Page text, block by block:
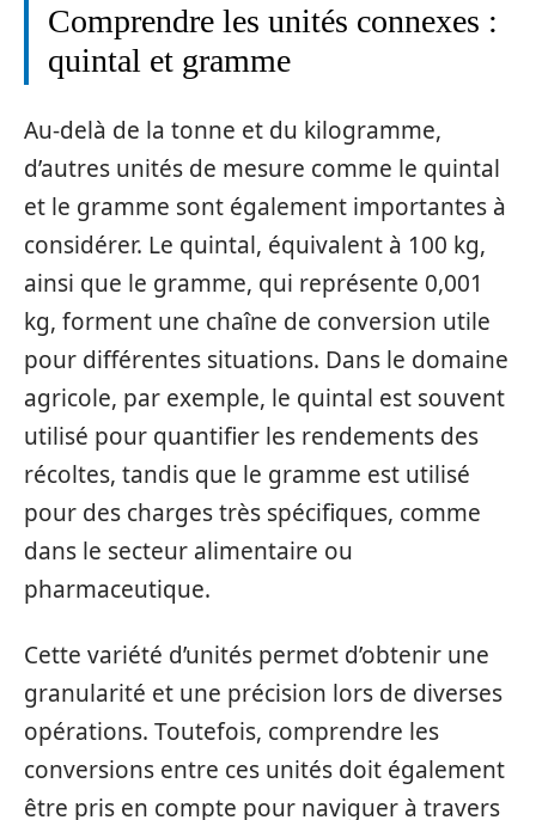
Comprendre les unités connexes :
quintal et gramme
Au-delà de la tonne et du kilogramme,
d’autres unités de mesure comme le quintal
et le gramme sont également importantes à
considérer. Le quintal, équivalent à 100 kg,
ainsi que le gramme, qui représente 0,001
kg, forment une chaîne de conversion utile
pour différentes situations. Dans le domaine
agricole, par exemple, le quintal est souvent
utilisé pour quantifier les rendements des
récoltes, tandis que le gramme est utilisé
pour des charges très spécifiques, comme
dans le secteur alimentaire ou
pharmaceutique.
Cette variété d’unités permet d’obtenir une
granularité et une précision lors de diverses
opérations. Toutefois, comprendre les
conversions entre ces unités doit également
être pris en compte pour naviguer à travers